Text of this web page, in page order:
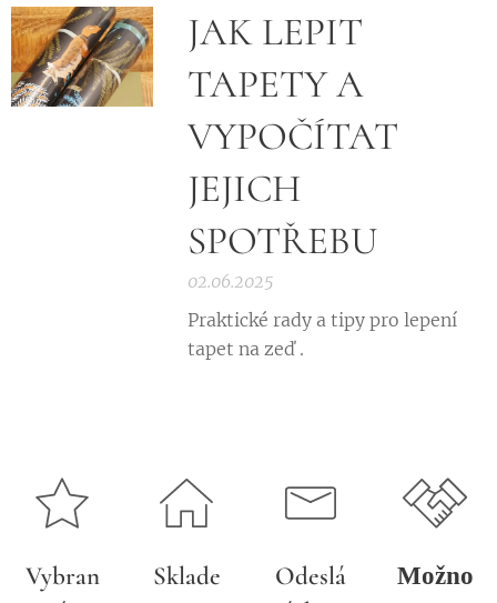
JAK LEPIT
TAPETY A
VYPOČÍTAT
JEJICH
SPOTŘEBU
02.06.2025
Praktické rady a tipy pro lepení
tapet na zeď .
Vybran
Sklade
Odeslá
Možno